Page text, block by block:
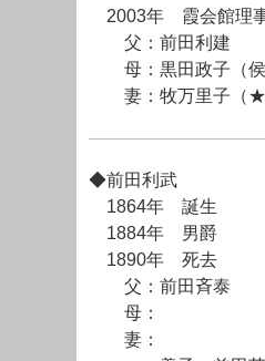
2003年 霞会館理
父：前田利建
母：黒田政子（
妻：牧万里子（
◆前田利武
1864年 誕生
1884年 男爵
1890年 死去
父：前田斉泰
母：
妻：